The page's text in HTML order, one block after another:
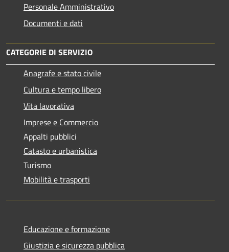
Personale Amministrativo
Documenti e dati
CATEGORIE DI SERVIZIO
Anagrafe e stato civile
Cultura e tempo libero
Vita lavorativa
Imprese e Commercio
Appalti pubblici
Catasto e urbanistica
Turismo
Mobilità e trasporti
Educazione e formazione
Giustizia e sicurezza pubblica